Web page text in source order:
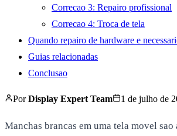
Correcao 3: Repairo profissional
Correcao 4: Troca de tela
Quando repairo de hardware e
Guias relacionadas
Conclusao
PorDisplay Expert Team 1 de julho de
Manchas brancas em uma tela movel sao